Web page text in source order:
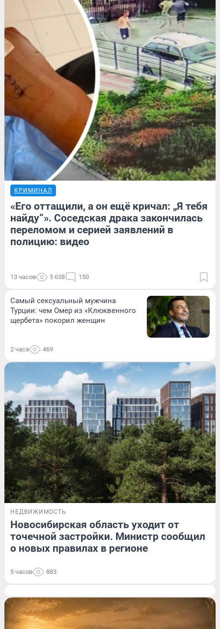
КРИМИНАЛ
«Его оттащили, а он ещё кричал: „Я тебя
найду“». Соседская драка закончилась
переломом и серией заявлений в
полицию: видео
13 часов 5 638 150
Самый сексуальный мужчина
Турции: чем Омер из «Клюквенного
щербета» покорил женщин
2 часа 469
НЕДВИЖИМОСТЬ
Новосибирская область уходит от
точечной застройки. Министр сообщил
о новых правилах в регионе
5 часов 883